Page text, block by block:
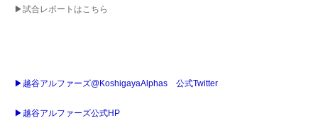
▶試合レポートはこちら
▶越谷アルファーズ@KoshigayaAlphas 公式Twitter
▶越谷アルファーズ公式HP